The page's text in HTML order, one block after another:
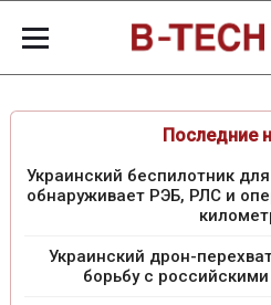
Последние
Украинский беспилотник
обнаруживает РЭБ, РЛС и
Украинский дрон-
борьбу с